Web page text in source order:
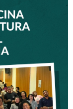
DO
DE
E